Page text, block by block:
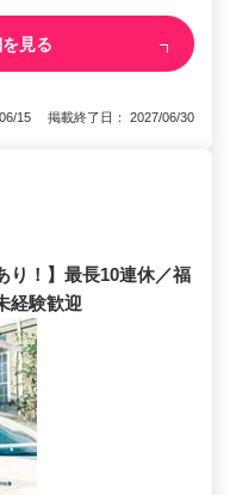
見る
15 掲載終了日： 2027/06/30
り！】最長10連休／福
経験歓迎